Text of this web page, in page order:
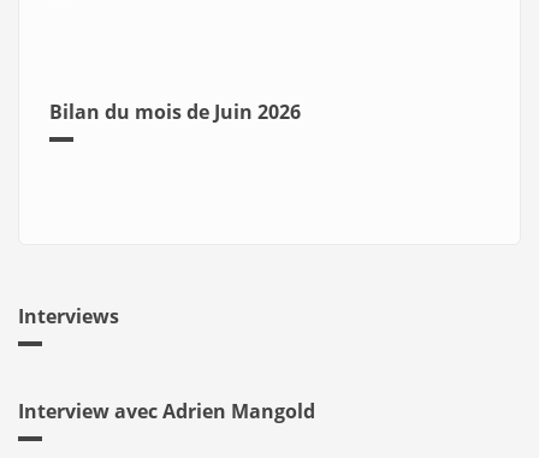
Bilan du mois de Juin 2026
Interviews
Interview avec Adrien Mangold